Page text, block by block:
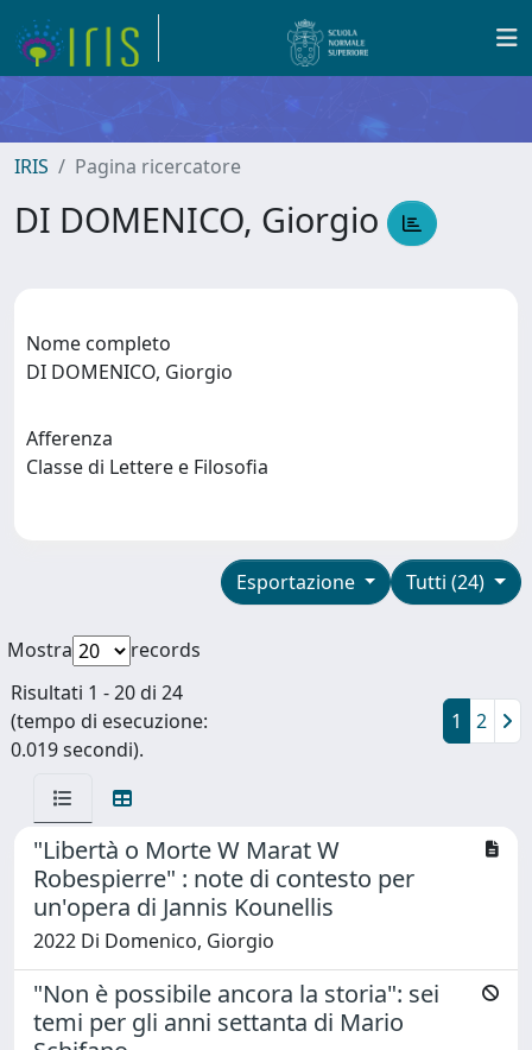
IRIS Pagina ricercatore
DI DOMENICO, Giorgio
Nome completo
DI DOMENICO, Giorgio
Afferenza
Classe di Lettere e Filosofia
Tutti (24)
Esportazione
Mostra
records
Risultati 1 - 20 di 24
(tempo di esecuzione:
0.019 secondi).
1 2
"Libertà o Morte W Marat W
Robespierre" : note di contesto per
un'opera di Jannis Kounellis
2022 Di Domenico, Giorgio
"Non è possibile ancora la storia": sei
temi per gli anni settanta di Mario